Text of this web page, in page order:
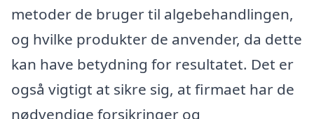
metoder de bruger til algebehandlingen,
og hvilke produkter de anvender, da dette
kan have betydning for resultatet. Det er
også vigtigt at sikre sig, at firmaet har de
nødvendige forsikringer og